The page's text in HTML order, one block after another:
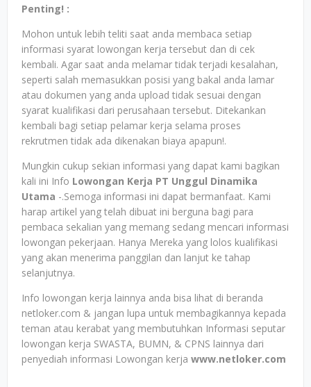
Penting! :
Mohon untuk lebih teliti saat anda membaca setiap
informasi syarat lowongan kerja tersebut dan di cek
kembali. Agar saat anda melamar tidak terjadi kesalahan,
seperti salah memasukkan posisi yang bakal anda lamar
atau dokumen yang anda upload tidak sesuai dengan
syarat kualifikasi dari perusahaan tersebut. Ditekankan
kembali bagi setiap pelamar kerja selama proses
rekrutmen tidak ada dikenakan biaya apapun!.
Mungkin cukup sekian informasi yang dapat kami bagikan
kali ini Info Lowongan Kerja PT Unggul Dinamika
Utama -.Semoga informasi ini dapat bermanfaat. Kami
harap artikel yang telah dibuat ini berguna bagi para
pembaca sekalian yang memang sedang mencari informasi
lowongan pekerjaan. Hanya Mereka yang lolos kualifikasi
yang akan menerima panggilan dan lanjut ke tahap
selanjutnya.
Info lowongan kerja lainnya anda bisa lihat di beranda
netloker.com & jangan lupa untuk membagikannya kepada
teman atau kerabat yang membutuhkan Informasi seputar
lowongan kerja SWASTA, BUMN, & CPNS lainnya dari
penyediah informasi Lowongan kerja www.netloker.com